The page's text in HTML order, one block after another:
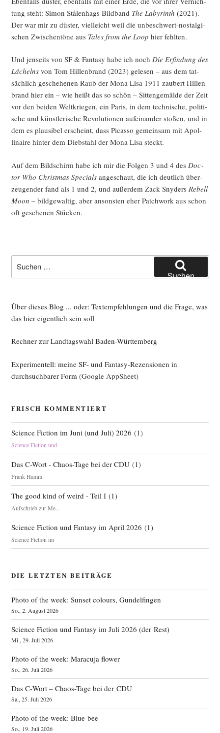
tung steht: Simon Stå­len­hags Bild­band The Laby­rinth (2021).
Der war mir zu düs­ter, viel­leicht weil die unbe­schwert-nost­al­gi­
schen Zwi­schen­tö­ne aus Tales from the Loop hier fehlten.
Und jen­seits von SF & Fan­ta­sy habe ich noch Die Erfin­dung des
Lächelnsvon Tom Hil­len­brand (2023) gele­sen – aus dem tat­
säch­lich gesche­he­nen Raub der Mona Lisa 1911 zau­bert Hil­len­
brand hier ein – wie heißt das so schön – Sit­ten­ge­mäl­de der Zeit
vor den bei­den Welt­krie­gen, ein Paris, in dem tech­ni­sche, poli­ti­
sche und künst­le­ri­sche Revo­lu­tio­nen auf­ein­an­der sto­ßen, und in
dem es plau­si­bel erscheint, dass Picas­so gemein­sam mit Apol­
lin­aire hin­ter dem Dieb­stahl der Mona Lisa steckt.
Auf dem Bild­schirm habe ich mir die Fol­gen 3 und 4 des Doc­
tor Who Christ­mas Spe­cialsange­schaut, die ich deut­lich über­
zeu­gen­der fand als 1 und 2, und außer­dem Zack Sny­ders Rebell
Moon – bild­ge­wal­tig, aber ansons­ten eher Patch­work aus schon
oft gese­he­nen Stücken.
nach:
Suchen
Über dieses Blog ... oder: Textempfehlungen und die Frage, was
das hier eigentlich sein soll
Rechner zur Landtagswahl Baden-Württemberg
Experimentell: meine SF- und Fantasy-Rezensionen in
durchsuchbarer Form (Google AppSheet)
FRISCH KOMMENTIERT
Science Fiction im Juni (und Juli) 2026 (1)
Science Fiction und
Das C-Wort - Chaos-Tage bei der CDU(1)
Frank Hamm
The good kind of weird - Teil I(1)
Aufschrieb zur Me...
Science Fiction und Fantasy im April 2026 (1)
Science Fiction im
DIE LETZTEN BEITRÄGE
Photo of the week: Sunset colours, Gundelfingen
So., 2. August 2026
Science Fiction und Fantasy im Juli 2026 (der Rest)
Mi., 29. Juli 2026
Photo of the week: Maracuja flower
So., 26. Juli 2026
Das C‑Wort – Chaos-Tage bei der CDU
Sa., 25. Juli 2026
Photo of the week: Blue bee
So., 19. Juli 2026